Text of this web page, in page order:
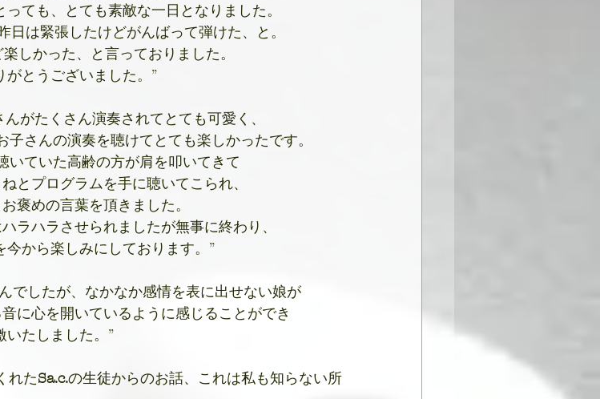
ても、とても素敵な一日となりました。
は緊張したけどがんばって弾けた、と。
しかった、と言っておりました。
がとうございました。”
がたくさん演奏されてとても可愛く、
さんの演奏を聴けてとても楽しかったです。
いていた高齢の方が肩を叩いてきて
とプログラムを手に聴いてこられ、
褒めの言葉を頂きました。
ラハラさせられましたが無事に終わり、
今から楽しみにしております。”
でしたが、なかなか感情を表に出せない娘が
に心を開いているように感じることができ
いたしました。”
れたSa.c.の生徒からのお話、これは私も知らない所